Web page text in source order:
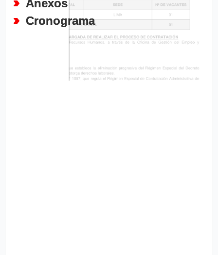
Anexos
Cronograma